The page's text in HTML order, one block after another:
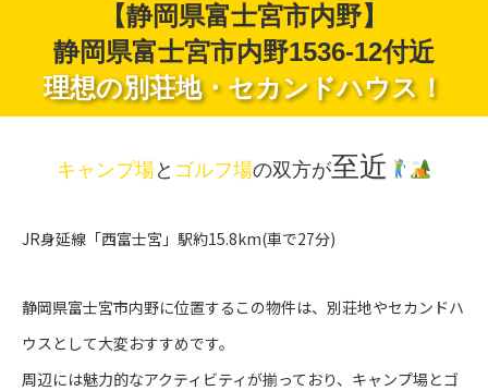
【静岡県富士宮市内野】
静岡県富士宮市内野1536-12付近
理想の別荘地・セカンドハウス！
キャンプ場と ゴルフ場の双方が至近
JR身延線「西富士宮」駅約15.8km(車で27分)
静岡県富士宮市内野に位置するこの物件は、別荘地やセカンドハ
ウスとして大変おすすめです。
周辺には魅力的なアクティビティが揃っており、キャンプ場とゴ